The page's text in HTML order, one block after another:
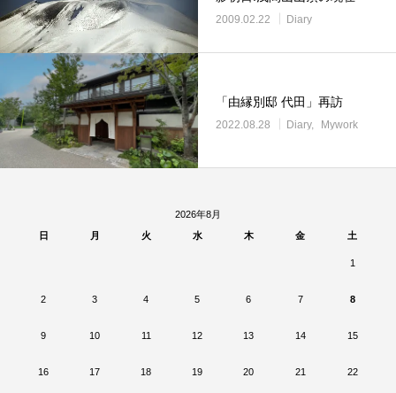
2009.02.22 Diary
「由縁別邸 代田」再訪
2022.08.28 Diary Mywork
2026年8月
日
月 火 水 木 金 土
1
2 3 4 5 6 7 8
9 10 11 12 13 14 15
16 17 18 19 20 21 22